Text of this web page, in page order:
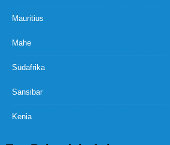
Mauritius
Mahe
Südafrika
Sansibar
Kenia